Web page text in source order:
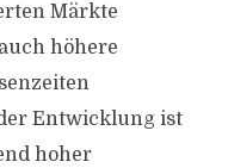
Märkte
höhere
Entwicklung ist
hoher